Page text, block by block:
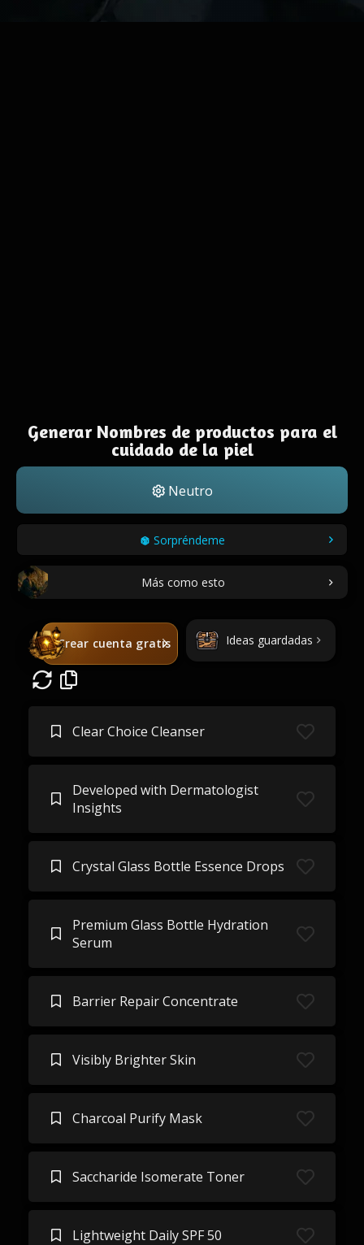
Generar Nombres de productos para el
cuidado de la piel
Neutro
Sorpréndeme
Más como esto
Crear cuenta gratis Ideas guardadas
Clear Choice Cleanser
Developed with Dermatologist
Insights
Crystal Glass Bottle Essence Drops
Premium Glass Bottle Hydration
Serum
Barrier Repair Concentrate
Visibly Brighter Skin
Charcoal Purify Mask
Saccharide Isomerate Toner
Lightweight Daily SPF 50